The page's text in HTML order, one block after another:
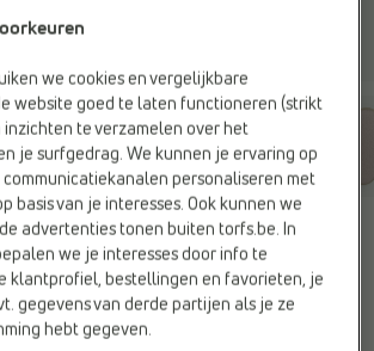
roze
we cookies en vergelijkbare
website goed te laten functioneren (strikt
te verzamelen over het
je surfgedrag. We kunnen je ervaring op
personaliseren met
basis van je interesses. Ook kunnen we
advertenties tonen buiten torfs.be. In
we je interesses door info te
klantprofiel, bestellingen en favorieten, je
gegevens van derde partijen als je ze
hebt gegeven.